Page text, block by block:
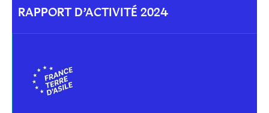
RAPPORT D’ACTIVITÉ 2024